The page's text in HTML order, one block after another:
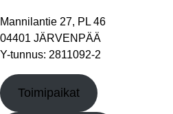
Mannilantie 27, PL 46
04401 JÄRVENPÄÄ
Y-tunnus: 2811092-2
Toimipaikat